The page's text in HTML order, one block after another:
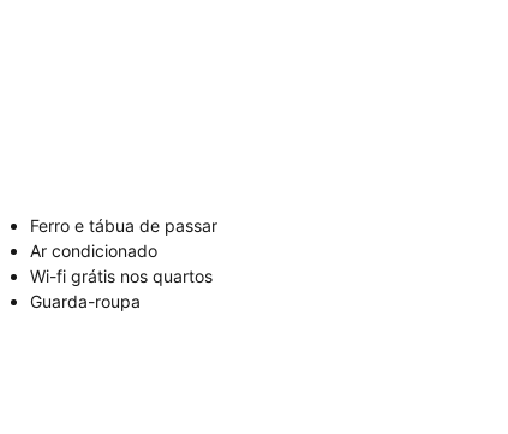
Ferro e tábua de passar
Ar condicionado
Wi-fi grátis nos quartos
Guarda-roupa